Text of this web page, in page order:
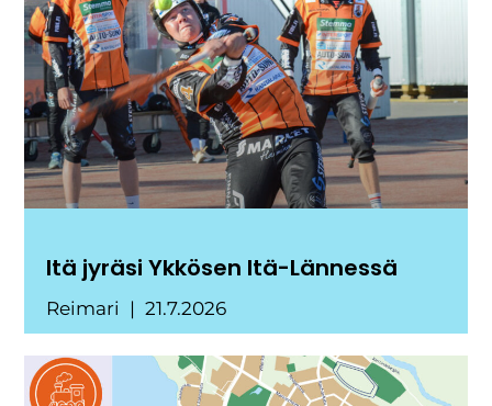
Itä jyräsi Ykkösen Itä-Lännessä
Reimari 21.7.2026